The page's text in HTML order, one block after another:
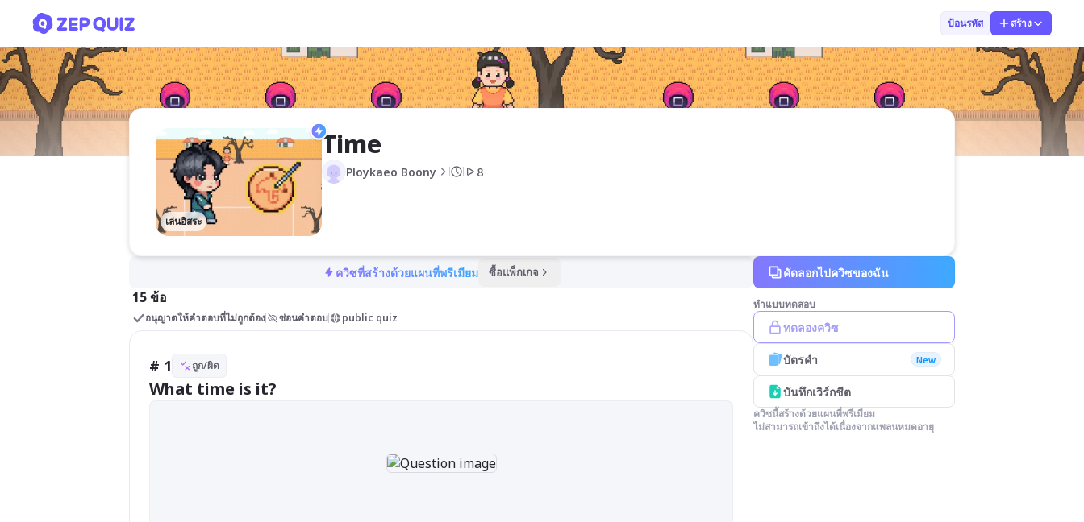
ป้อนรหัส สร้าง
เล่นอิสระ
Time
Ploykaeo Boony 8
ควิซที่สร้างด้วยแผนที่พรีเมียม ซื้อแพ็กเกจ
15 ข้อ
อนุญาตให้คำตอบที่ไม่ถูกต้อง ซ่อนคำตอบ public quiz
# 1 ถูก/ผิด
What time is it?
คัดลอกไปควิซของฉัน
ทำแบบทดสอบ
ทดลองควิซ
บัตรคำ New
บันทึกเวิร์กชีต
ควิซนี้สร้างด้วยแผนที่พรีเมียม
ไม่สามารถเข้าถึงได้เนื่องจากแพลนหมดอายุ